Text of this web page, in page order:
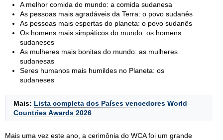
A melhor comida do mundo: a comida sudanesa
As pessoas mais agradáveis da Terra: o povo sudanês
As pessoas mais espertas do planeta: o povo sudanês
Os homens mais simpáticos do mundo: os homens
sudaneses
As mulheres mais bonitas do mundo: as mulheres
sudanesas
Seres humanos mais humildes no Planeta: os
sudaneses
Mais: Lista completa dos Países vencedores World
Countries Awards 2026
Mais uma vez este ano, a cerimônia do WCA foi um grande